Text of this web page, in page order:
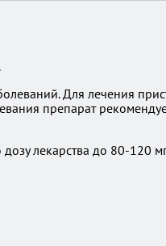
Для лечения
препарат
лекарства до 80-120